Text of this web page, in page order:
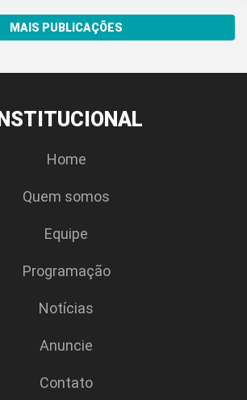
MAIS PUBLICAÇÕES
INSTITUCIONAL
Home
Quem somos
Equipe
Programação
Notícias
Anuncie
Contato